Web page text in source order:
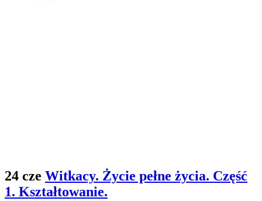
24 cze Witkacy. Życie pełne życia. Część
1. Kształtowanie.